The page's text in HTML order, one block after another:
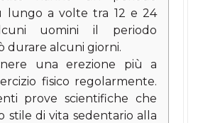
lungo a volte tra 12 e 24
uomini il periodo
durare alcuni giorni.
una erezione più a
fisico regolarmente.
prove scientifiche che
stile di vita sedentario alla